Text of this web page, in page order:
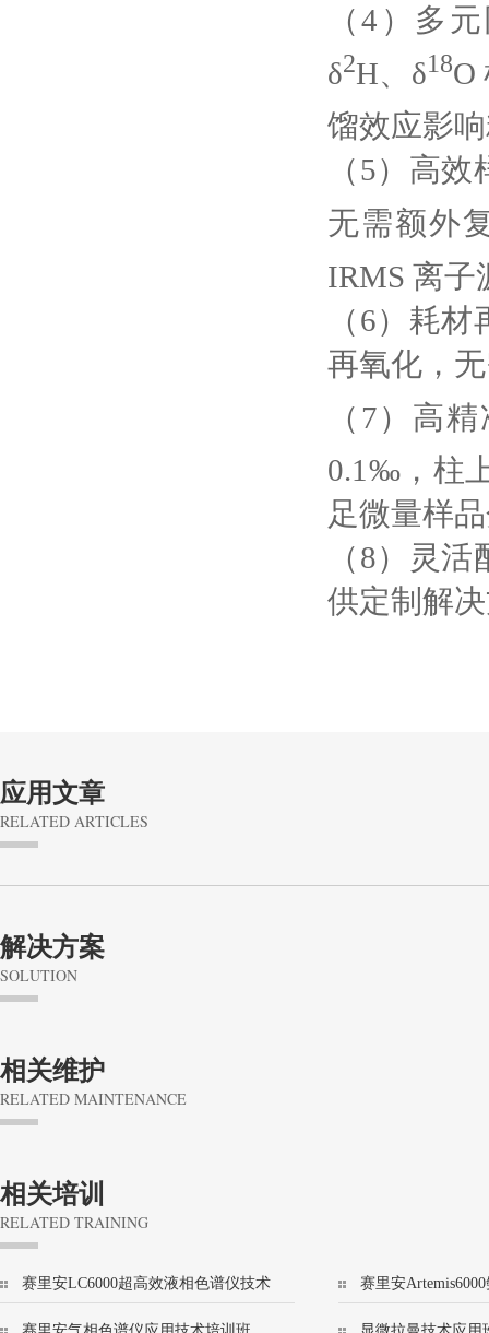
（4）多
δ2H、δ18O
馏效应影
（5）高
无需额外
IRMS 离子
（6）耗
再氧化，
（7）高
0.1‰，柱
足微量样
（8）灵
供定制解
应用文章
RELATED ARTICLES
解决方案
SOLUTION
相关维护
RELATED MAINTENANCE
相关培训
RELATED TRAINING
赛里安LC6000超高效液相色谱仪技术
赛里安